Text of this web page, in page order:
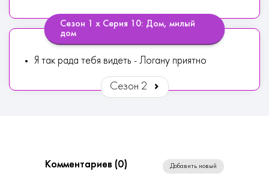
Сезон 1 х Серия 10: Дом, милый
дом
Я так рада тебя видеть - Логану приятно
Сезон 2
Комментариев (0) Добавить новый